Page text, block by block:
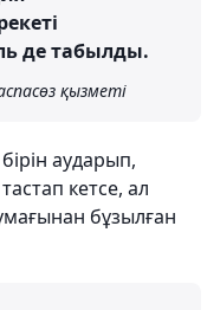
де табылды.
қызметі
аударып,
кетсе, ал
бұзылған